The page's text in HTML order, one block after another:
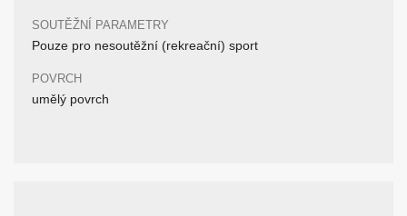
SOUTĚŽNÍ PARAMETRY
Pouze pro nesoutěžní (rekreační) sport
POVRCH
umělý povrch